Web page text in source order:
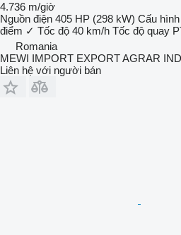
4.736 m/giờ
Nguồn điện 405 HP (298 kW) Cấu
điểm ✓ Tốc độ 40 km/h Tốc độ quay
Romania
MEWI IMPORT EXPORT AGRAR
Liên hệ với người bán